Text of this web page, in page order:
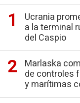
Ucrania
a la terminal
del Caspio
Marlaska
de controles
y marítimas